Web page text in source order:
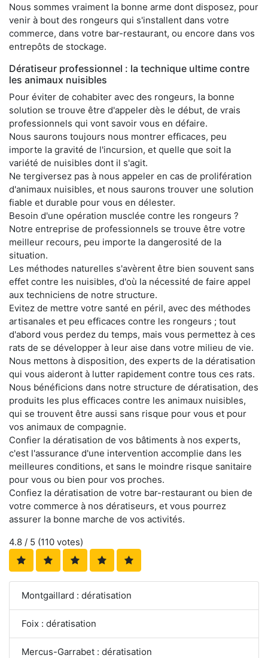
Nous sommes vraiment la bonne arme dont disposez, pour
venir à bout des rongeurs qui s'installent dans votre
commerce, dans votre bar-restaurant, ou encore dans vos
entrepôts de stockage.
Dératiseur professionnel : la technique ultime contre
les animaux nuisibles
Pour éviter de cohabiter avec des rongeurs, la bonne
solution se trouve être d'appeler dès le début, de vrais
professionnels qui vont savoir vous en défaire.
Nous saurons toujours nous montrer efficaces, peu
importe la gravité de l'incursion, et quelle que soit la
variété de nuisibles dont il s'agit.
Ne tergiversez pas à nous appeler en cas de prolifération
d'animaux nuisibles, et nous saurons trouver une solution
fiable et durable pour vous en délester.
Besoin d'une opération musclée contre les rongeurs ?
Notre entreprise de professionnels se trouve être votre
meilleur recours, peu importe la dangerosité de la
situation.
Les méthodes naturelles s'avèrent être bien souvent sans
effet contre les nuisibles, d'où la nécessité de faire appel
aux techniciens de notre structure.
Evitez de mettre votre santé en péril, avec des méthodes
artisanales et peu efficaces contre les rongeurs ; tout
d'abord vous perdez du temps, mais vous permettez à ces
rats de se développer à leur aise dans votre milieu de vie.
Nous mettons à disposition, des experts de la dératisation
qui vous aideront à lutter rapidement contre tous ces rats.
Nous bénéficions dans notre structure de dératisation, des
produits les plus efficaces contre les animaux nuisibles,
qui se trouvent être aussi sans risque pour vous et pour
vos animaux de compagnie.
Confier la dératisation de vos bâtiments à nos experts,
c'est l'assurance d'une intervention accomplie dans les
meilleures conditions, et sans le moindre risque sanitaire
pour vous ou bien pour vos proches.
Confiez la dératisation de votre bar-restaurant ou bien de
votre commerce à nos dératiseurs, et vous pourrez
assurer la bonne marche de vos activités.
4.8 / 5 (110 votes)
Montgaillard : dératisation
Foix : dératisation
Mercus-Garrabet : dératisation